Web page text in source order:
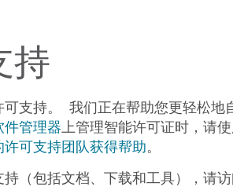
持
可支持。 我们正在帮助您更轻松地
件管理器上管理智能许可证时，请
许可支持团队获得帮助。
（包括文档、下载和工具），请